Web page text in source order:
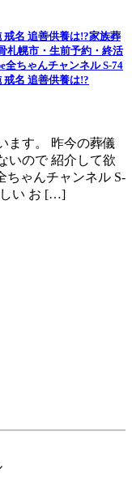
名 追善供養は!?家族葬
札幌市・生前予約・終活
全ちゃんチャンネル S-74
名 追善供養は!?
ます。 昨今の葬儀
いので 紹介して欲
ちゃんチャンネル S-
しい お […]